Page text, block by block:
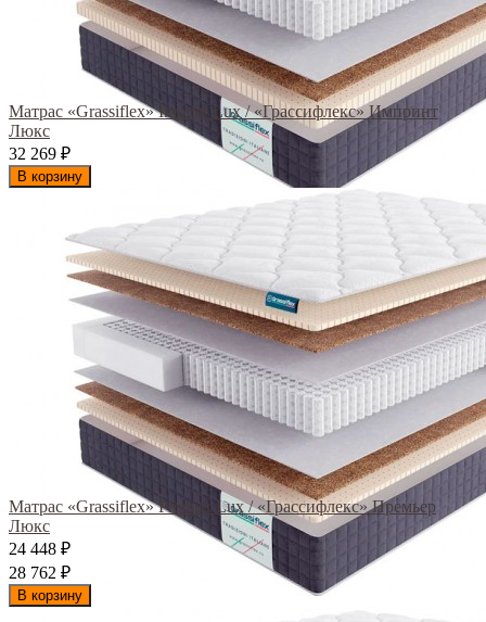
Матрас «Grassiflex» Imprint Lux / «Грассифлекс» Импринт
Люкс
32 269 ₽
В корзину
Матрас «Grassiflex» Premier Lux / «Грассифлекс» Премьер
Люкс
24 448 ₽
28 762 ₽
В корзину